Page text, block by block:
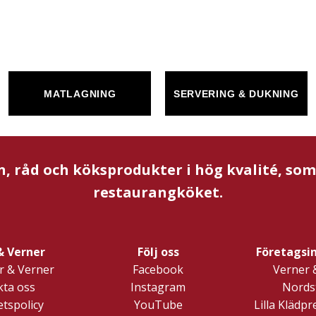
MATLAGNING SERVERING & DUKNING
råd och köksprodukter i hög kvalité,
restaurangköket.
Verner
& Verner
oss
Följ oss
Facebook
Instagram
YouTube
Verner
Lilla